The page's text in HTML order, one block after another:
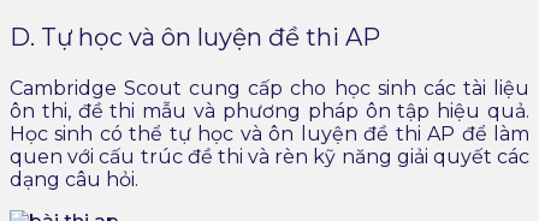
D. Tự học và ôn luyện đề thi AP
Cambridge Scout cung cấp cho học sinh các tài liệu
ôn thi, đề thi mẫu và phương pháp ôn tập hiệu quả.
Học sinh có thể tự học và ôn luyện đề thi AP để làm
quen với cấu trúc đề thi và rèn kỹ năng giải quyết các
dạng câu hỏi.